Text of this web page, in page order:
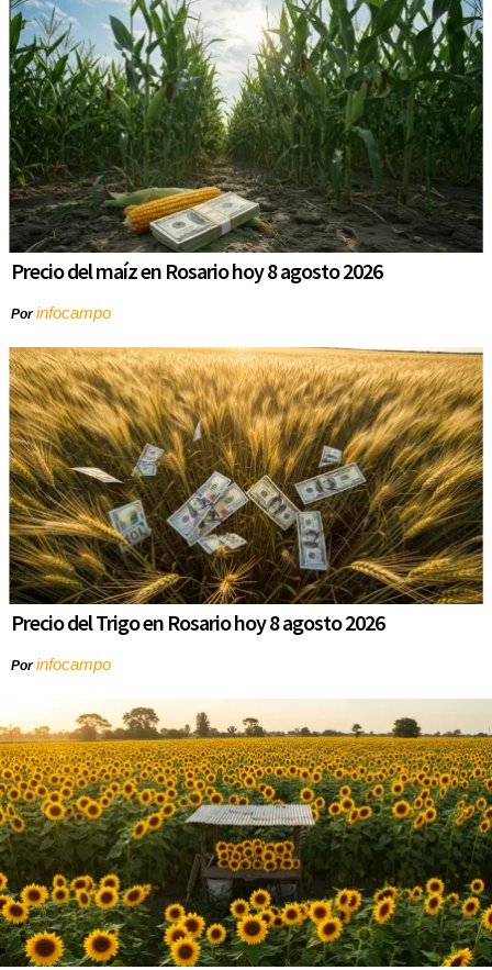
Precio del maíz en Rosario hoy 8 agosto 2026
Porinfocampo
Precio del Trigo en Rosario hoy 8 agosto 2026
Porinfocampo